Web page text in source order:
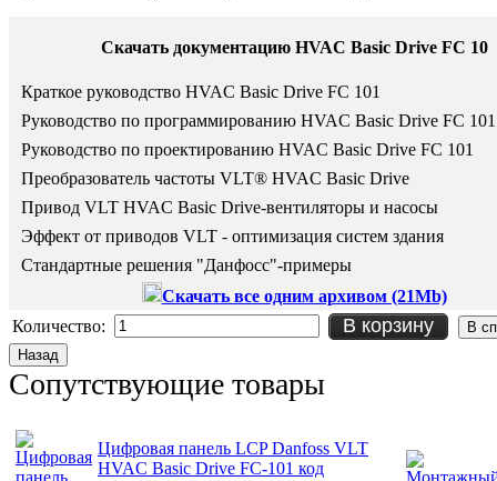
Скачать документацию HVAC Basic Drive FC 10
Краткое руководство HVAC Basic Drive FC 101
Руководство по программированию HVAC Basic Drive FC 101
Руководство по проектированию HVAC Basic Drive FC 101
Преобразователь частоты VLT® HVAC Basic Drive
Привод VLT HVAC Basic Drive-вентиляторы и насосы
Эффект от приводов VLT - оптимизация систем здания
Стандартные решения "Данфосс"-примеры
Скачать все одним архивом (21Mb)
Количество:
В корзину
Сопутствующие товары
Цифровая панель LCP Danfoss VLT
HVAC Basic Drive FC-101 код